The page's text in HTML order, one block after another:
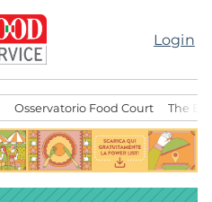
Login
Osservatorio Food Court The